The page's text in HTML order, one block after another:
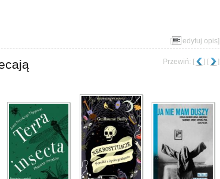
[ edytuj opis]
Przewiń: [ ] [ ]